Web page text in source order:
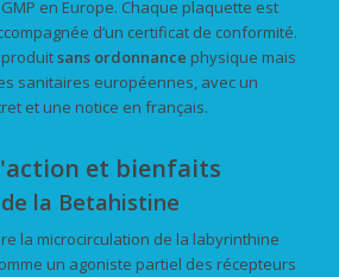
en Europe. Chaque plaquette est
d’un certificat de conformité.
produitsans ordonnance physique mais
sanitaires européennes, avec un
et une notice en français.
et bienfaits
la Betahistine
la microcirculation de la labyrinthine
un agoniste partiel des récepteurs